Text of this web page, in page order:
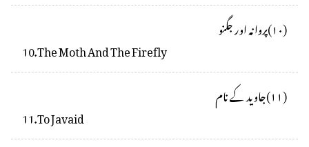
(۱۰)پروانہ اور جگنو
10.The Moth And The Firefly
(۱۱)جاوید کے نام
11.To Javaid